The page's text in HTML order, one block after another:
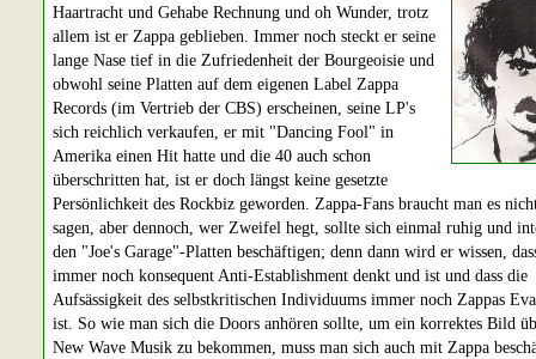
Haartracht und Gehabe Rechnung und oh Wunder, trotz
allem ist er Zappa geblieben. Immer noch steckt er seine
lange Nase tief in die Zufriedenheit der Bourgeoisie und
obwohl seine Platten auf dem eigenen Label Zappa
Records (im Vertrieb der CBS) erscheinen, seine LP's
sich reichlich verkaufen, er mit "Dancing Fool" in
Amerika einen Hit hatte und die 40 auch schon
überschritten hat, ist er doch längst keine gesetzte
Persönlichkeit des Rockbiz geworden. Zappa-Fans braucht man es
sagen, aber dennoch, wer Zweifel hegt, sollte sich einmal ruhig und
den "Joe's Garage"-Platten beschäftigen; denn dann wird er wissen,
immer noch konsequent Anti-Establishment denkt und ist und dass die
Aufsässigkeit des selbstkritischen Individuums immer noch Zappas
ist. So wie man sich die Doors anhören sollte, um ein korrektes Bild
New Wave Musik zu bekommen, muss man sich auch mit Zappa